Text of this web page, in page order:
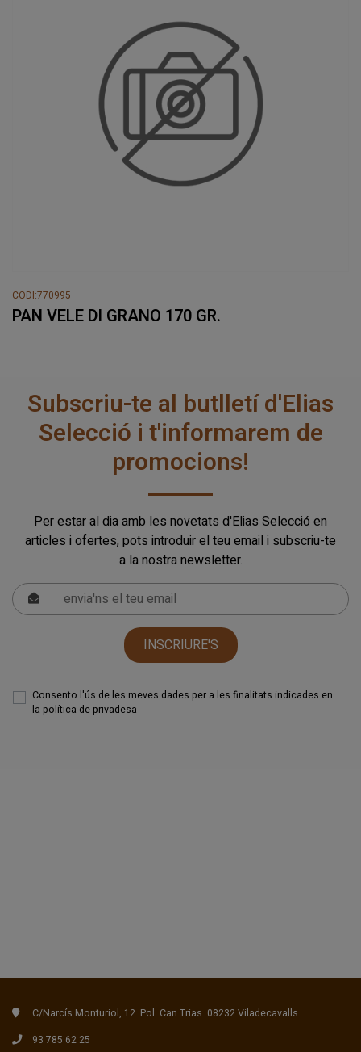
CODI:770995
PAN VELE DI GRANO 170 GR.
Subscriu-te al butlletí d'Elias
Selecció i t'informarem de
promocions!
Per estar al dia amb les novetats d'Elias Selecció en
articles i ofertes, pots introduir el teu email i subscriu-te
a la nostra newsletter.
INSCRIURE'S
Consento l'ús de les meves dades per a les finalitats indicades en
la política de privadesa
C/Narcís Monturiol, 12. Pol. Can Trias. 08232 Viladecavalls
93 785 62 25